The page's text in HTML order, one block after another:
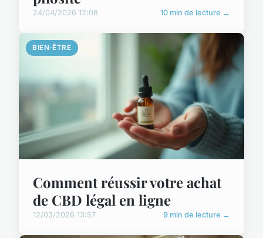
24/04/2026 12:08 10 min de lecture →
BIEN-ÊTRE
Comment réussir votre achat
de CBD légal en ligne
12/03/2026 13:57 9 min de lecture →